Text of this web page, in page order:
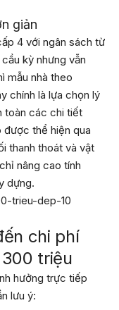
giản
4 với ngân sách từ
kỳ nhưng vẫn
mẫu nhà theo
chính là lựa chọn lý
toàn các chi tiết
thể hiện qua
thanh thoát và vật
nâng cao tính
dựng.
chi phí
triệu
hưởng trực tiếp
lưu ý: